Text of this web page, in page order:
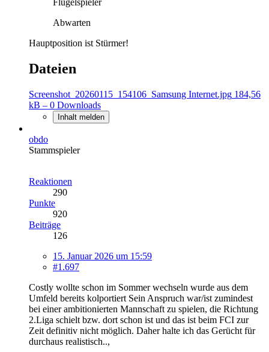
Abwarten
Hauptposition ist Stürmer!
Dateien
Screenshot_20260115_154106_Samsung Internet.jpg 184,56
kB – 0 Downloads
Inhalt melden
obdo
Stammspieler
Reaktionen
290
Punkte
920
Beiträge
126
15. Januar 2026 um 15:59
#1.697
Costly wollte schon im Sommer wechseln wurde aus dem
Umfeld bereits kolportiert Sein Anspruch war/ist zumindest
bei einer ambitionierten Mannschaft zu spielen, die Richtung
2.Liga schielt bzw. dort schon ist und das ist beim FCI zur
Zeit definitiv nicht möglich. Daher halte ich das Gerücht für
durchaus realistisch..,